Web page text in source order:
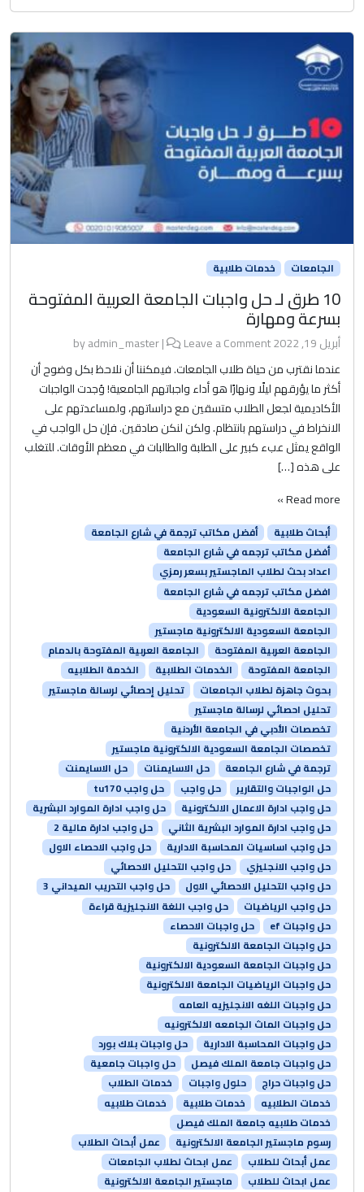
الجامعات خدمات طلابية
10 طرق لـ حل واجبات الجامعة العربية المفتوحة
بسرعة ومهارة
أبريل 19, 2022 admin_master|
Leave a Comment
عندما نقترب من حياة طلاب الجامعات. فيمكننا أن نلاحظ بكل وضوح أن
أكثر ما يؤرقهم ليلًا ونهارًا هو أداء واجباتهم الجامعية! وُجدت الواجبات
الأكاديمية لجعل الطلاب متسقين مع دراساتهم، ولمساعدتهم على
الانخراط في دراستهم بانتظام. ولكن لنكن صادقين. فإن حل الواجب في
الواقع يمثل عبء كبير على الطلبة والطالبات في معظم الأوقات. للتغلب
على هذه […]
Read more »
أبحاث طلابية
أفضل مكاتب ترجمة في شارع الجامعة
أفضل مكاتب ترجمه في شارع الجامعة
اعداد بحث لطلاب الماجستير بسعر رمزي
افضل مكاتب ترجمه في شارع الجامعة
الجامعة الالكترونية السعودية
الجامعة السعودية الالكترونية ماجستير
الجامعة العربية المفتوحة
الجامعة العربية المفتوحة بالدمام
الجامعة المفتوحة
الخدمات الطلابية
الخدمة الطلابيه
بحوث جاهزة لطلاب الجامعات
تحليل إحصائي لرسالة ماجستير
تحليل احصائي لرسالة ماجستير
تخصصات الأدبي في الجامعة الأردنية
تخصصات الجامعة السعودية الالكترونية ماجستير
ترجمة في شارع الجامعة
حل الاسايمنات
حل الاسايمنت
حل الواجبات والتقارير
حل واجب
حل واجب tu170
حل واجب ادارة الاعمال الالكترونية
حل واجب ادارة الموارد البشرية
حل واجب ادارة الموارد البشرية الثاني
حل واجب ادارة مالية 2
حل واجب اساسيات المحاسبة الادارية
حل واجب الاحصاء الاول
حل واجب الانجليزي
حل واجب التحليل الاحصائي
حل واجب التحليل الاحصائي الاول
حل واجب التدريب الميداني 3
حل واجب الرياضيات
حل واجب اللغة الانجليزية قراءة
حل واجبات ef
حل واجبات الاحصاء
حل واجبات الجامعة الالكترونية
حل واجبات الجامعة السعودية الالكترونية
حل واجبات الرياضيات الجامعة الالكترونية
حل واجبات اللغه الانجليزيه العامه
حل واجبات الماث الجامعه الالكترونيه
حل واجبات المحاسبة الادارية
حل واجبات بلاك بورد
حل واجبات جامعة الملك فيصل
حل واجبات جامعية
حل واجبات حراج
حلول واجبات
خدمات الطلاب
خدمات الطلابيه
خدمات طلابية
خدمات طلابيه
خدمات طلابيه جامعة الملك فيصل
رسوم ماجستير الجامعة الالكترونية
عمل أبحاث الطلاب
عمل أبحاث للطلاب
عمل ابحاث لطلاب الجامعات
عمل ابحاث للطلاب
ماجستير الجامعة الالكترونية